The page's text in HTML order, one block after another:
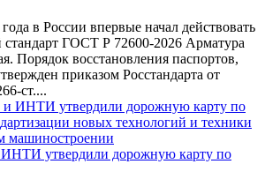
в России впервые начал действовать
ГОСТ Р 72600-2026 Арматура
Порядок восстановления паспортов,
приказом Росстандарта от
ст....
ИНТИ утвердили дорожную карту по